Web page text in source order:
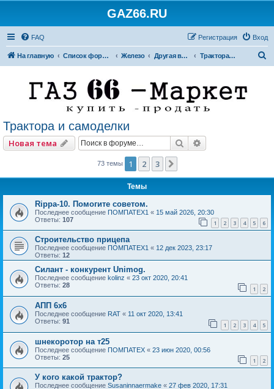
GAZ66.RU
FAQ Вход
Регистрация
На главную Список форумов Железо Другая внедорожная техника Трактора и самоделки
Трактора и самоделки
Новая тема Поиск
73 темы 1 2 3
Темы
Rippa-10. Помогите советом.
Последнее сообщение ПОМПАТЕХ1 « 15 май 2026, 20:30
Ответы: 107 1 2 3 4 5 6
Строительство прицепа
Последнее сообщение ПОМПАТЕХ1 « 12 дек 2023, 23:17
Ответы: 12
Силант - конкурент Unimog.
Последнее сообщение kolinz « 23 окт 2020, 20:41
Ответы: 28 1 2
АПП 6х6
Последнее сообщение RAT « 11 окт 2020, 13:41
Ответы: 91 1 2 3 4 5
шнекоротор на т25
Последнее сообщение ПОМПАТЕХ « 23 июн 2020, 00:56
Ответы: 25 1 2
У кого какой трактор?
Последнее сообщение Susaninnaermake « 27 фев 2020, 17:31